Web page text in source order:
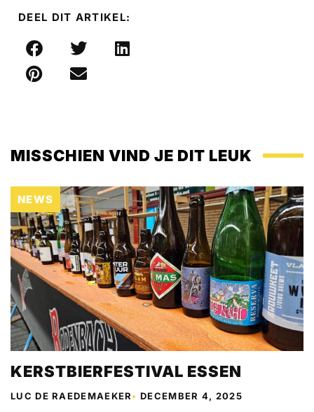
DEEL DIT ARTIKEL:
MISSCHIEN VIND JE DIT LEUK
NEWS
KERSTBIERFESTIVAL ESSEN
LUC DE RAEDEMAEKER•DECEMBER 4, 2025